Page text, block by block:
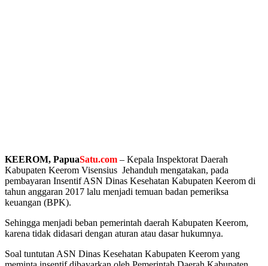
KEEROM, PapuaSatu.com – Kepala Inspektorat Daerah
Kabupaten Keerom Visensius Jehanduh mengatakan, pada
pembayaran Insentif ASN Dinas Kesehatan Kabupaten Keerom di
tahun anggaran 2017 lalu menjadi temuan badan pemeriksa
keuangan (BPK).
Sehingga menjadi beban pemerintah daerah Kabupaten Keerom,
karena tidak didasari dengan aturan atau dasar hukumnya.
Soal tuntutan ASN Dinas Kesehatan Kabupaten Keerom yang